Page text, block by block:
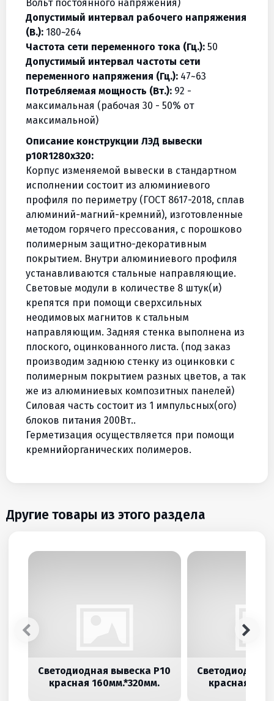
Вольт постоянного напряжения)
Допустимый интервал рабочего напряжения
(В.): 180~264
Частота сети переменного тока (Гц.): 50
Допустимый интервал частоты сети
переменного напряжения (Гц.): 47~63
Потребляемая мощность (Вт.): 92 -
максимальная (рабочая 30 - 50% от
максимальной)
Описание конструкции ЛЭД вывески
p10R1280х320:
Корпус изменяемой вывески в стандартном
исполнении состоит из алюминиевого
профиля по периметру (ГОСТ 8617-2018, сплав
алюминий-магний-кремний), изготовленные
методом горячего прессования, с порошково
полимерным защитно-декоративным
покрытием. Внутри алюминиевого профиля
устанавливаются стальные направляющие.
Световые модули в количестве 8 штук(и)
крепятся при помощи сверхсильных
неодимовых магнитов к стальным
направляющим. Задняя стенка выполнена из
плоского, оцинкованного листа. (под заказ
производим заднюю стенку из оцинковки с
полимерным покрытием разных цветов, а так
же из алюминиевых композитных панелей)
Силовая часть состоит из 1 импульсных(ого)
блоков питания 200Вт..
Герметизация осуществляется при помощи
кремнийорганических полимеров.
Вы будете первым, оставившим свой отзыв!
Ваше имя (ФИО):
Другие товары из этого раздела
Светодиодная вывеска P10
красная 160мм.*320мм.
Светодиодная
красная